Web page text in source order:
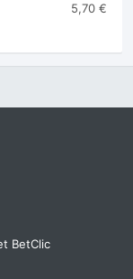
5,70 €
BetClic